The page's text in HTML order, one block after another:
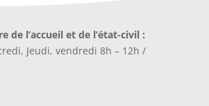
de l’accueil et de l’état-civil :
Jeudi, vendredi 8h – 12h /